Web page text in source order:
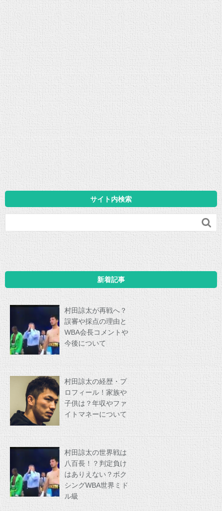
サイト内検索

新着記事
村田諒太が再戦へ？
誤審や採点の理由と
WBA会長コメントや
今後について
村田諒太の経歴・プ
ロフィール！家族や
子供は？年収やファ
イトマネーについて
村田諒太の世界戦は
八百長！？判定負け
はありえない？ボク
シングWBA世界ミド
ル級